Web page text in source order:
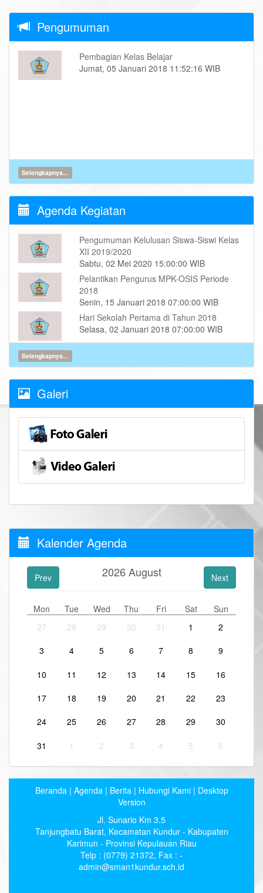
Pengumuman
Pembagian Kelas Belajar
Jumat, 05 Januari 2018 11:52:16 WIB
Selengkapnya...
Agenda Kegiatan
Pengumuman Kelulusan Siswa-Siswi Kelas
XII 2019/2020
Sabtu, 02 Mei 2020 15:00:00 WIB
Pelantikan Pengurus MPK-OSIS Periode
2018
Senin, 15 Januari 2018 07:00:00 WIB
Hari Sekolah Pertama di Tahun 2018
Selasa, 02 Januari 2018 07:00:00 WIB
Selengkapnya...
Galeri
Kalender Agenda
Prev 2026 August Next
Mon Tue Wed Thu Fri Sat
Sun
27
28 29 30 31 1 2
3 4 5 6 7 8 9
10 11 12 13 14 15 16
17 18 19 20 21 22 23
24 25 26 27 28 29 30
31 1 2 3 4 5 6
Beranda | Agenda | Berita | Hubungi Kami| Desktop
Version
Jl. Sunario Km 3.5
Tanjungbatu Barat, Kecamatan Kundur - Kabupaten
Karimun - Provinsi Kepulauan Riau
Telp : (0779) 21372, Fax : -
admin@sman1kundur.sch.id